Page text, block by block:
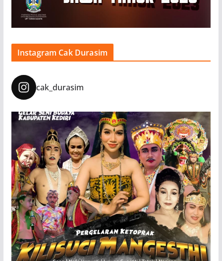
Instagram Cak Durasim
cak_durasim